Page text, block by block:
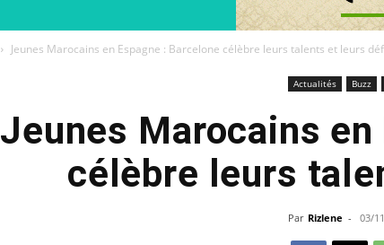
Jeunes Marocains en Espagne : Barcelone célèbre leurs talents et leurs
Actualités Buzz
Jeunes Marocains
célèbre leurs
Par Rizlene - 03/